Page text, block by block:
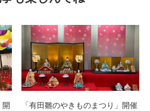
開
「有田雛のやきものまつり」開催